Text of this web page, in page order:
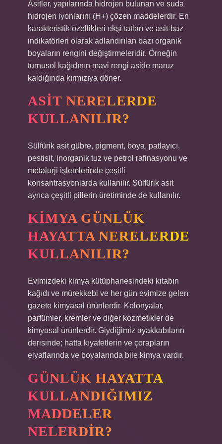
Asitler, yapılarında hidrojen bulunan ve suda
hidrojen iyonlarını (H+) çözen maddelerdir. En
karakteristik özellikleri ekşi tatları ve asit-baz
indikatörleri olarak adlandırılan bazı organik
boyaların rengini değiştirmeleridir. Örneğin
turnusol kağıdının mavi rengi aside maruz
kaldığında kırmızıya döner.
ASIT NERELERDE
KULLANILIR?
Sülfürik asit gübre, pigment, boya, patlayıcı,
pestisit, inorganik tuz ve petrol rafinasyonu ve
metalurji işlemlerinde çeşitli
konsantrasyonlarda kullanılır. Sülfürik asit
ayrıca çeşitli pillerin üretiminde de kullanılır.
KIMYA GÜNLÜK
HAYATTA NERELERDE
KULLANILIR?
Evimizdeki kimya kütüphanesindeki kitabın
kağıdı ve mürekkebi ve her gün evimize gelen
gazete kimyasal ürünlerdir. Kolonyalar,
parfümler, kremler ve diğer kozmetikler de
kimyasal ürünlerdir. Giydiğimiz ayakkabıların
derisinde; hatta kıyafetlerin ve çorapların
elyaflarında ve boyalarında bile kimya vardır.
GÜNLÜK HAYATTA
KULLANDIĞIMIZ
MADDELER
NELERDIR?